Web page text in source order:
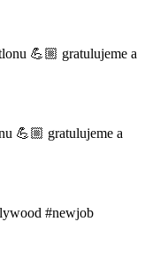
💪🏼 gratulujeme a